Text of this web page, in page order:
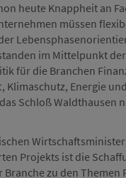
heute Knappheit an
müssen
im Mittelpunkt
für die Branchen
Energie
Schloß Waldthausen
Projekts ist die
zu den Themen